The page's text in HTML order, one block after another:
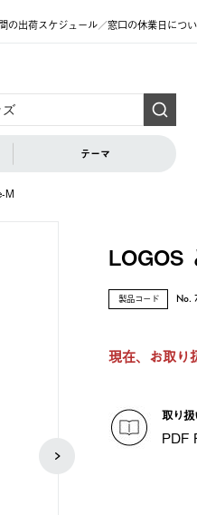
の出荷スケジュール／窓口の休業日につ
テーマ
M
LOGOS
製品コード No.
現在、お取り
取り
PDF